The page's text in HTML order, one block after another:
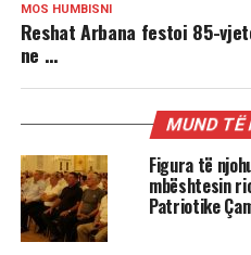
MOS HUMBISNI
Reshat Arbana festoi 85-
ne …
MUND TË
Figura të
mbështesin
Patriotike